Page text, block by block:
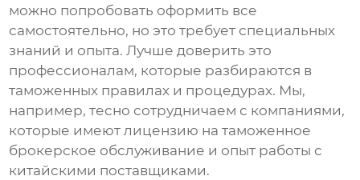
можно попробовать оформить все
самостоятельно, но это требует специальных
знаний и опыта. Лучше доверить это
профессионалам, которые разбираются в
таможенных правилах и процедурах. Мы,
например, тесно сотрудничаем с компаниями,
которые имеют лицензию на таможенное
брокерское обслуживание и опыт работы с
китайскими поставщиками.